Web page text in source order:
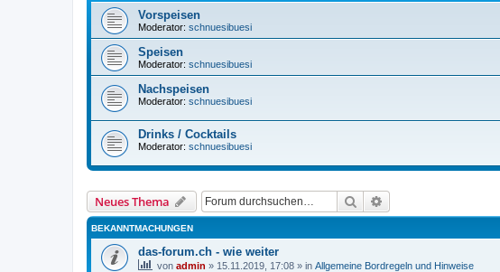
Vorspeisen
Moderator: schnuesibuesi
Speisen
Moderator: schnuesibuesi
Nachspeisen
Moderator: schnuesibuesi
Drinks / Cocktails
Moderator: schnuesibuesi
Neues Thema Suche
BEKANNTMACHUNGEN
das-forum.ch - wie weiter
von admin » 15.11.2019, 17:08 » in Allgemeine Bordregeln und Hinweise